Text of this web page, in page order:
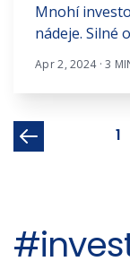
Mnohí
nádeje. Silné
Apr 2, 2024 · 3
1